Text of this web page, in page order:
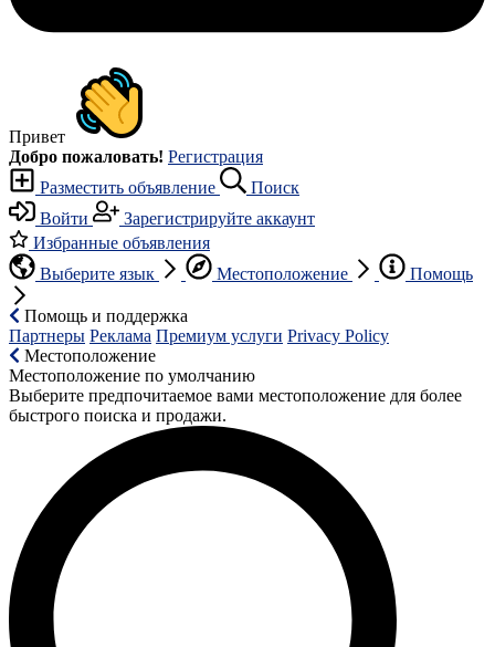
Привет
Добро пожаловать! Регистрация
Разместить объявление
Поиск
Войти
Зарегистрируйте аккаунт
Избранные объявления
Выберите язык
Местоположение Помощь
Помощь и поддержка
Партнеры Реклама Премиум услуги Privacy Policy
Местоположение
Местоположение по умолчанию
Выберите предпочитаемое вами местоположение для более
быстрого поиска и продажи.